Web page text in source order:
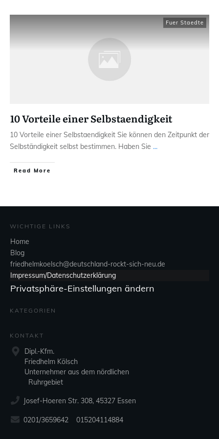
Fuer Staedte
10 Vorteile einer Selbstaendigkeit
10 Vorteile einer Selbstaendigkeit Sie können den Zeitpunkt der
Selbständigkeit selbst bestimmen. Haben Sie ...
Read More
WICHTIGE LINKS
Home
Blog
friedhelmkoelsch@deutschland-rockt-sich-neu.de
Impressum/Datenschutzerklärung
Privatsphäre-Einstellungen ändern
KATEGORIEN
KONTAKT
Dipl.-Kfm.
Friedhelm Kölsch
Unternehmer aus dem nördlichen
Ruhrgebiet
Josef-Hoeren Str. 308, 45327 Essen
0201/3659642 015204114884